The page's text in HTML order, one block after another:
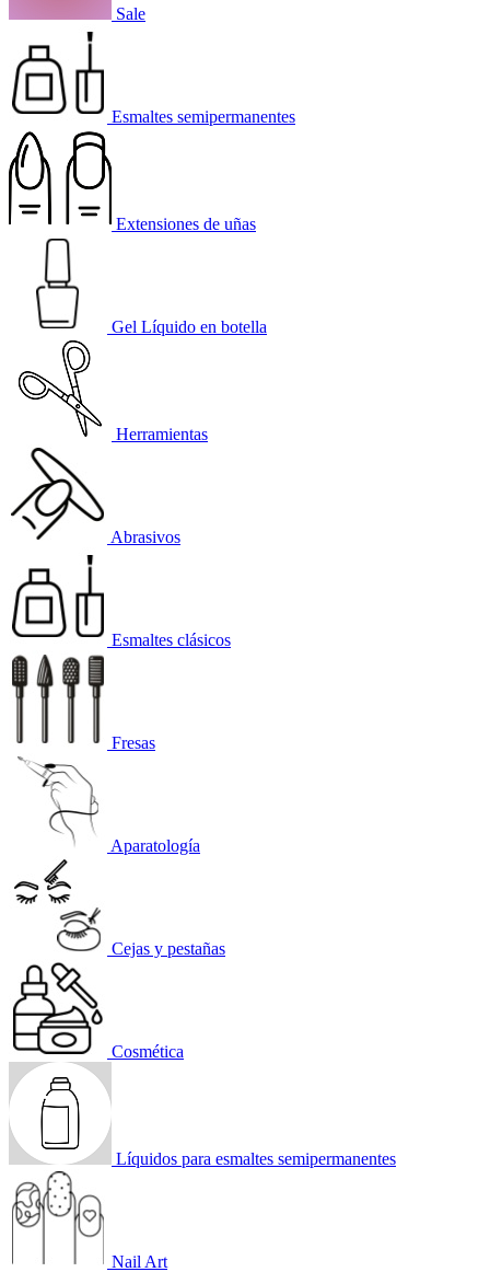
Sale
Esmaltes semipermanentes
Extensiones de uñas
Gel Líquido en botella
Herramientas
Abrasivos
Esmaltes clásicos
Fresas
Aparatología
Cejas y pestañas
Cosmética
Líquidos para esmaltes semipermanentes
Nail Art